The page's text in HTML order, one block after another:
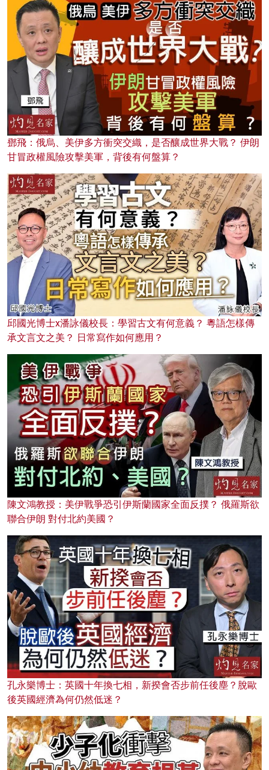
鄧飛：俄烏、美伊多方衝突交織，是否釀成世界大戰？ 伊朗
甘冒政權風險攻擊美軍，背後有何盤算？
邱國光博士x潘詠儀校長：學習古文有何意義？ 粵語怎樣傳
承文言文之美？ 日常寫作如何應用？
陳文鴻教授：美伊戰爭恐引伊斯蘭國家全面反撲？ 俄羅斯欲
聯合伊朗 對付北約美國？
孔永樂博士：英國十年換七相，新揆會否步前任後塵？脫歐
後英國經濟為何仍然低迷？